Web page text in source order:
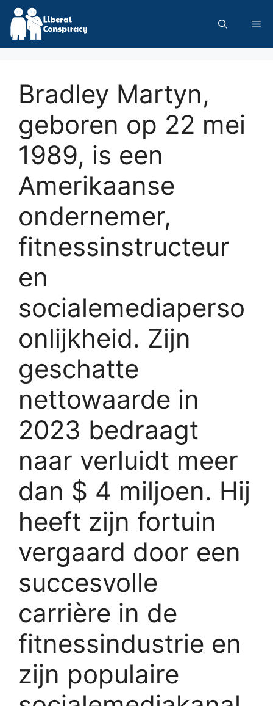
Skip
content
Bradley Martyn,
geboren op 22 mei
1989, is een
Amerikaanse
ondernemer,
fitnessinstructeur
en
socialemediaperso
onlijkheid. Zijn
geschatte
nettowaarde in
2023 bedraagt ​​
naar verluidt meer
dan $ 4 miljoen. Hij
heeft zijn fortuin
vergaard door een
succesvolle
carrière in de
fitnessindustrie en
zijn populaire